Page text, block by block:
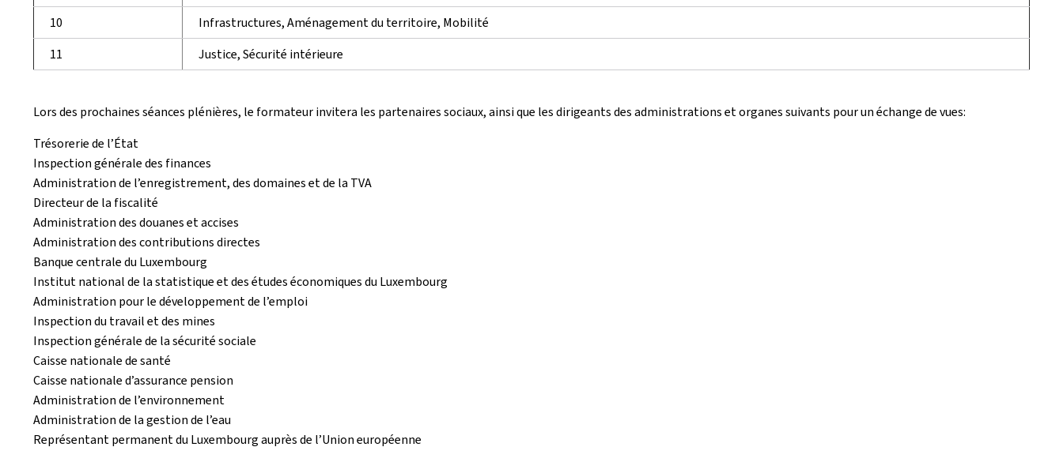
10
Infrastructures, Aménagement du territoire, Mobilité
11
Justice, Sécurité intérieure
Lors des prochaines séances plénières, le formateur invitera les partenaires sociaux, ainsi que les dirigeants des administrations et organes suivants pour un échange de vues:
Trésorerie de l’État
Inspection générale des finances
Administration de l’enregistrement, des domaines et de la TVA
Directeur de la fiscalité
Administration des douanes et accises
Administration des contributions directes
Banque centrale du Luxembourg
Institut national de la statistique et des études économiques du Luxembourg
Administration pour le développement de l’emploi
Inspection du travail et des mines
Inspection générale de la sécurité sociale
Caisse nationale de santé
Caisse nationale d’assurance pension
Administration de l’environnement
Administration de la gestion de l’eau
Représentant permanent du Luxembourg auprès de l’Union européenne